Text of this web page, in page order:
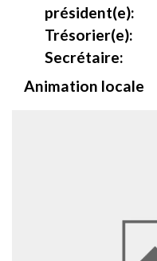
président(e):
Trésorier(e):
Secrétaire:
Animation locale